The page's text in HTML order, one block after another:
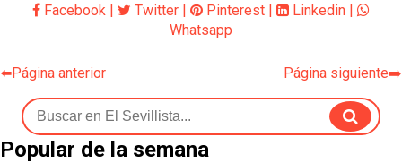
Facebook | Twitter | Pinterest | Linkedin |
Whatsapp
⬅️Página anterior Página siguiente➡️
Popular de la semana